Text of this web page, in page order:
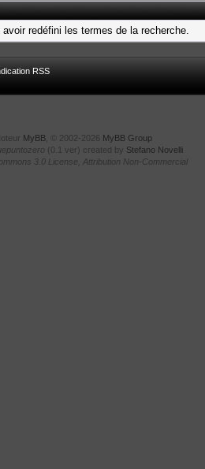
redéfini les termes de la recherche.
RSS
MyBB, © 2002-2026 MyBB Group
(0.1 ver) created by Stefano Novelli
3.0 License, Attribution Non-Commercial